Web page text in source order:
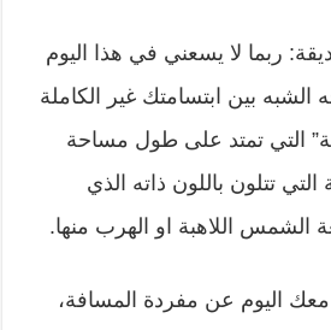
ربما لا يسعني في هذا اليوم
الشبه بين ابتسامتك غير الكاملة
التي تمتد على طول مساحة
التي تتلون باللون ذاته الذي
الشمس اللاهبة او الهرب منها.
اليوم عن مفردة المسافة،